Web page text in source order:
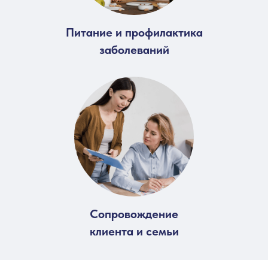
Питание и профилактика
заболеваний
Сопровождение
клиента и семьи